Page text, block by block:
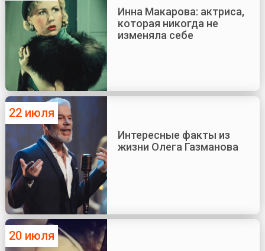
Инна Макарова: актриса,
которая никогда не
изменяла себе
22 июля
Интересные факты из
жизни Олега Газманова
20 июля